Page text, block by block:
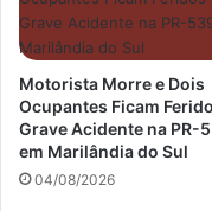
Motorista Morre e Dois
Ocupantes Ficam
Grave Acidente na PR-
em Marilândia do Sul
04/08/2026